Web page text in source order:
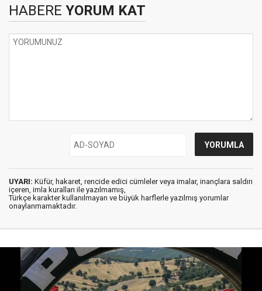
HABERE YORUM KAT
UYARI: Küfür, hakaret, rencide edici cümleler veya imalar, inançlara saldırı
içeren, imla kuralları ile yazılmamış,
Türkçe karakter kullanılmayan ve büyük harflerle yazılmış yorumlar
onaylanmamaktadır.